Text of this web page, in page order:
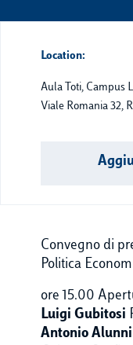
Location:
Aula Toti, Campus
Viale Romania 32,
Convegno di
Politica
ore 15.00
Luigi Gubitosi
Antonio Alunni